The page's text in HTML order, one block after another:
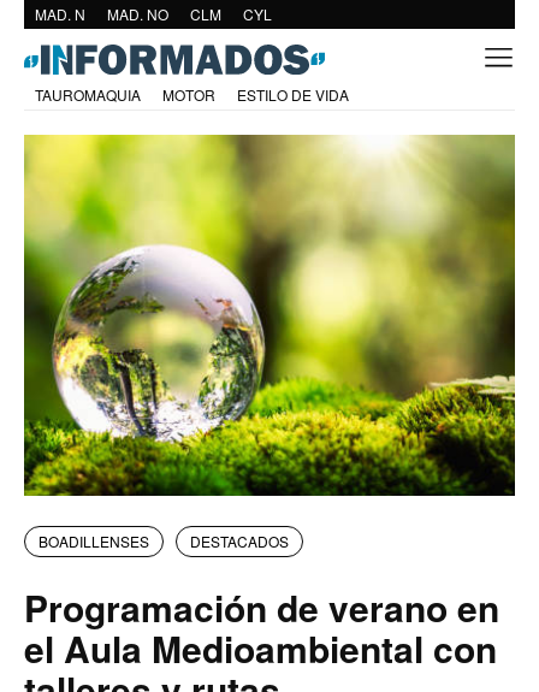
MAD. N MAD. NO CLM CYL
TAUROMAQUIA MOTOR ESTILO DE VIDA
BOADILLENSES DESTACADOS
Programación de verano en
el Aula Medioambiental con